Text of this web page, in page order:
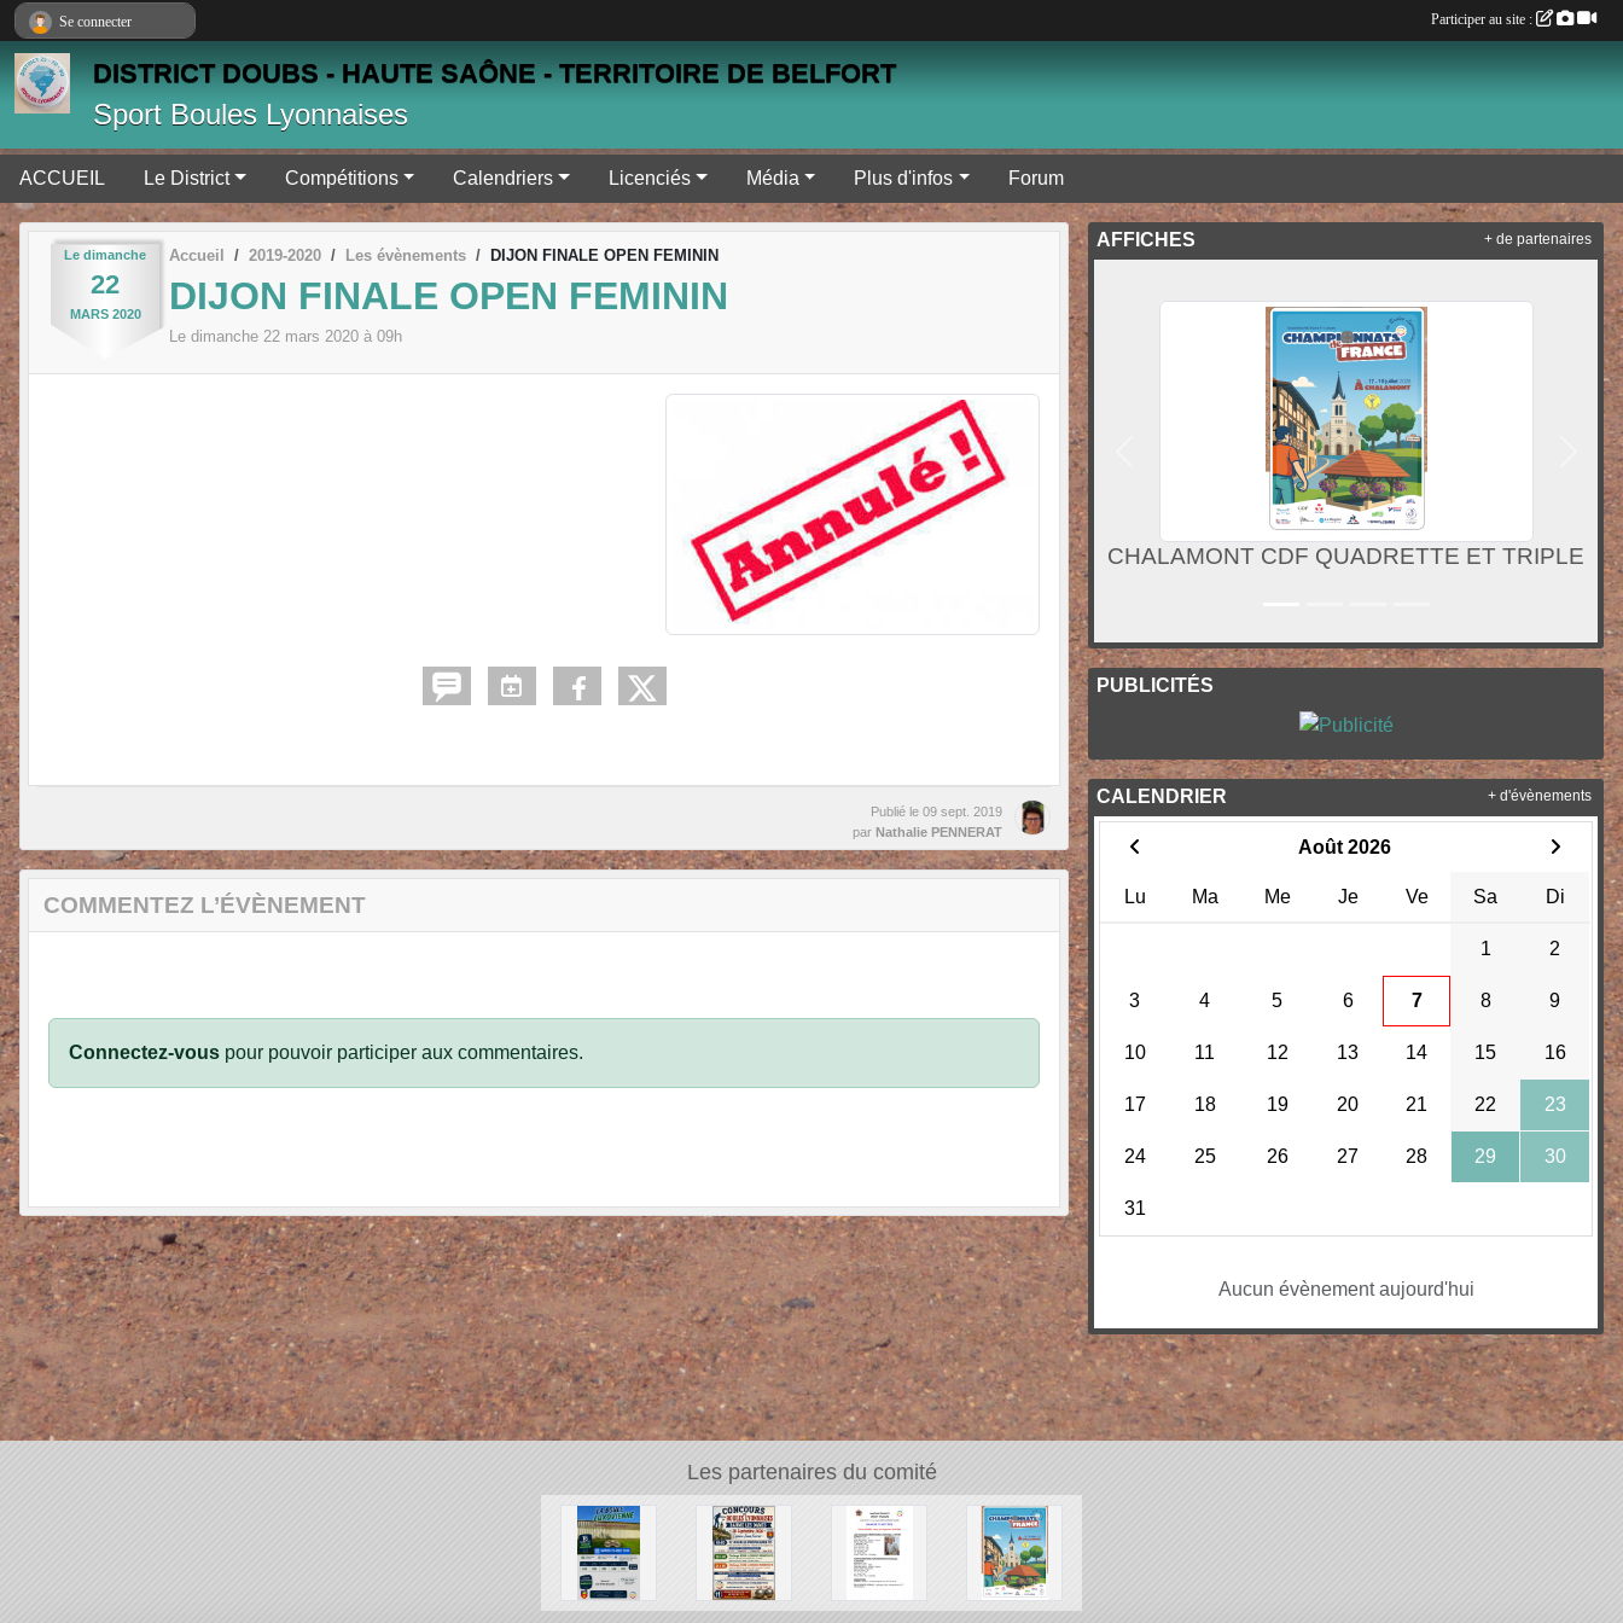
DISTRICT DOUBS - HAUTE SAÔNE - TERRITOIRE DE BELFORT
Sport Boules Lyonnaises
ACCUEIL Le District Compétitions Calendriers Licenciés Média Plus d'infos Forum
Le dimanche
22
MARS 2020
Accueil 2019-2020 Les évènements DIJON FINALE OPEN FEMININ
DIJON FINALE OPEN FEMININ
Le dimanche 22 mars 2020 à 09h
Publié le09 sept. 2019
parNathalie PENNERAT
COMMENTEZ L’ÉVÈNEMENT
Connectez-vous pour pouvoir participer aux commentaires.
AFFICHES
CHALAMONT CDF QUADRETTE ET TRIPLE
+ de partenaires
PUBLICITÉS
CALENDRIER
Août 2026
Lu Ma Me Je Ve Sa Di
1 2
3 4 5 6 7 8 9
10 11 12 13 14 15 16
17 18 19 20 21 22 23
24 25 26 27 28 29 30
31
Aucun évènement aujourd'hui
+ d'évènements
Les partenaires du comité
Se connecter Participer au site :
Panneau de gestion des cookies